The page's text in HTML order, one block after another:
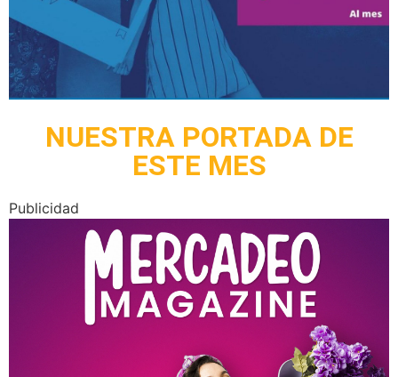
NUESTRA PORTADA DE
ESTE MES
Publicidad